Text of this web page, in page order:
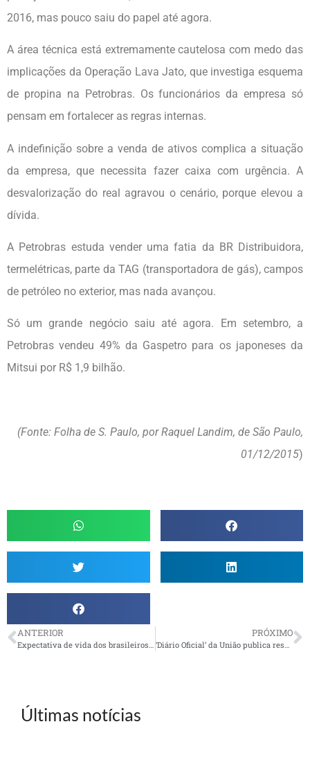
2016, mas pouco saiu do papel até agora.
A área técnica está extremamente cautelosa com medo das
implicações da Operação Lava Jato, que investiga esquema
de propina na Petrobras. Os funcionários da empresa só
pensam em fortalecer as regras internas.
A indefinição sobre a venda de ativos complica a situação
da empresa, que necessita fazer caixa com urgência. A
desvalorização do real agravou o cenário, porque elevou a
dívida.
A Petrobras estuda vender uma fatia da BR Distribuidora,
termelétricas, parte da TAG (transportadora de gás), campos
de petróleo no exterior, mas nada avançou.
Só um grande negócio saiu até agora. Em setembro, a
Petrobras vendeu 49% da Gaspetro para os japoneses da
Mitsui por R$ 1,9 bilhão.
(Fonte: Folha de S. Paulo, por Raquel Landim, de São Paulo,
01/12/2015)
ANTERIOR PRÓXIMO
Últimas notícias